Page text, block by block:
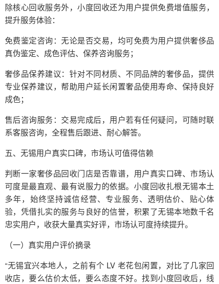
除核心回收服务外，小度回收还为用户提供免费增值服务，
提升服务体验：
免费鉴定咨询：无论是否交易，均可免费为用户提供奢侈品
真伪鉴定、成色评估、保养咨询服务；
奢侈品保养建议：针对不同材质、不同品牌的奢侈品，提供
专业保养建议，帮助用户延长闲置奢品使用寿命、保持良好
成色；
售后咨询服务：交易完成后，用户若有任何疑问，可随时联
系客服咨询，全程售后跟进、耐心解答。
五、无锡用户真实口碑，市场认可值得信赖
判断一家奢侈品回收门店是否靠谱，用户真实口碑、市场认
可度是最直观、最有说服力的依据。小度回收扎根无锡本土
多年，始终坚持诚信经营、专业服务、透明估价、贴心体
验，凭借扎实的服务与良好的信誉，积累了无锡本地数千名
忠实用户，收获大量真实好评，市场认可度持续提升。
（一）真实用户评价摘录
“无锡宜兴本地人，之前有个 LV 老花包闲置，对比了几家回
收店，要么估价太低，要么态度不好。找到小度回收后，线